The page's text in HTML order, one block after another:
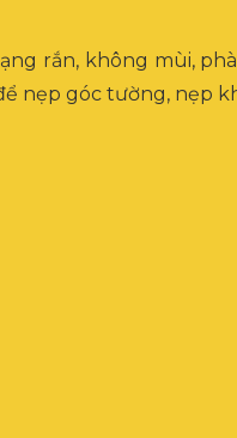
rắn, không mùi,
nẹp góc tường, nẹp